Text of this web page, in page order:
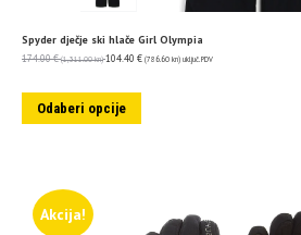
Spyder dječje ski hlače Girl Olympia
174.00€ (1,311.00 kn) 104.40 € (786.60 kn) uključ. PDV
Odaberi opcije
Akcija!